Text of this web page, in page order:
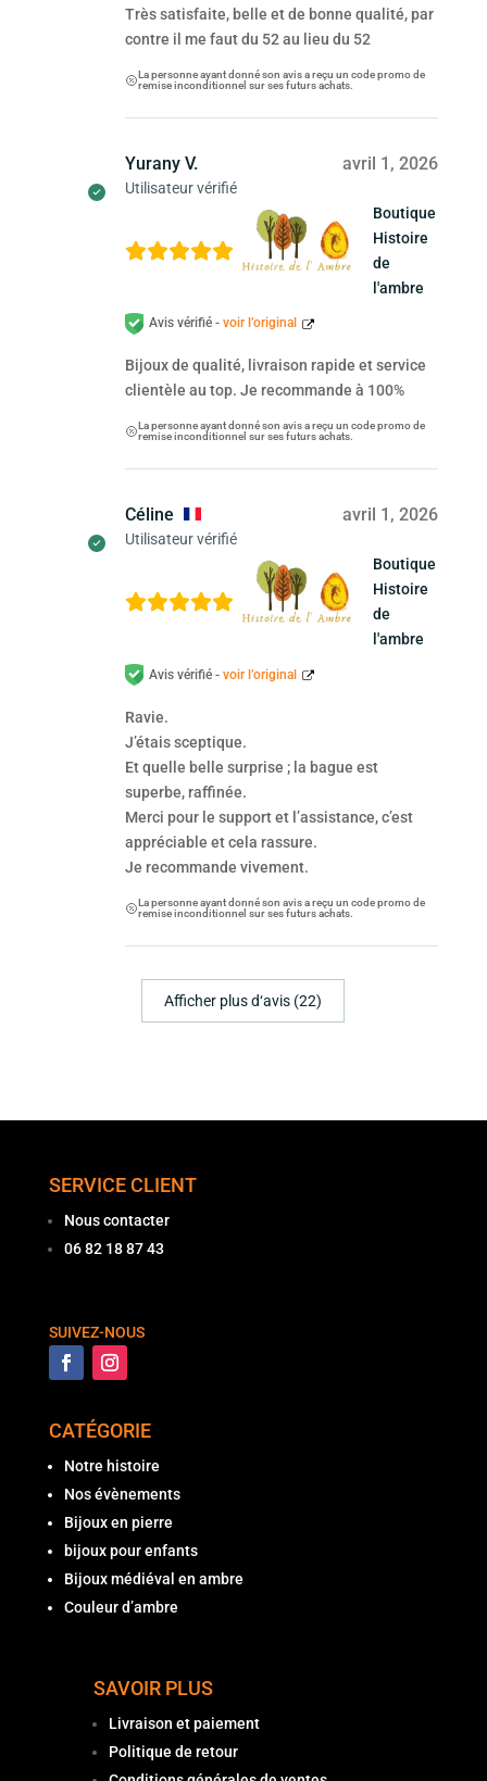
Très satisfaite, belle et de bonne qualité, par
contre il me faut du 52 au lieu du 52
La personne ayant donné son avis a reçu un code promo de
remise inconditionnel sur ses futurs achats.
Yurany V.
Utilisateur vérifié
avril 1, 2026
Boutique
Histoire
de
l'ambre
Avis vérifié - voir l’original
Bijoux de qualité, livraison rapide et service
clientèle au top. Je recommande à 100%
La personne ayant donné son avis a reçu un code promo de
remise inconditionnel sur ses futurs achats.
Céline
Utilisateur vérifié
avril 1, 2026
Boutique
Histoire
de
l'ambre
Avis vérifié - voir l’original
Ravie.
J’étais sceptique.
Et quelle belle surprise ; la bague est
superbe, raffinée.
Merci pour le support et l’assistance, c’est
appréciable et cela rassure.
Je recommande vivement.
La personne ayant donné son avis a reçu un code promo de
remise inconditionnel sur ses futurs achats.
Afficher plus d‘avis (22)
SERVICE CLIENT
Nous contacter
06 82 18 87 43
SUIVEZ-NOUS
CATÉGORIE
Notre histoire
Nos évènements
Bijoux en pierre
bijoux pour enfants
Bijoux médiéval en ambre
Couleur d’ambre
SAVOIR PLUS
Livraison et paiement
Politique de retour